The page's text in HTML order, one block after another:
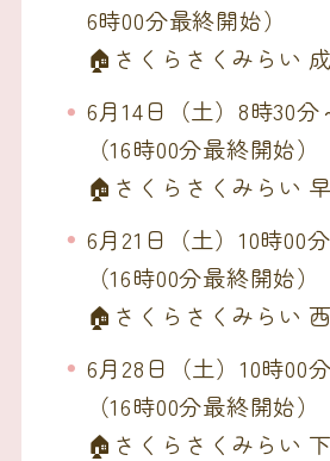
6時00分最終開始）
🏠さくらさくみらい
6月14日（土）8時30分
（16時00分最終開始）
🏠さくらさくみらい
6月21日（土）10時00
（16時00分最終開始）
🏠さくらさくみらい
6月28日（土）10時00
（16時00分最終開始）
🏠さくらさくみらい